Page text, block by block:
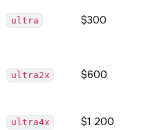
ultra $300
ultra2x $600
ultra4x $1 200